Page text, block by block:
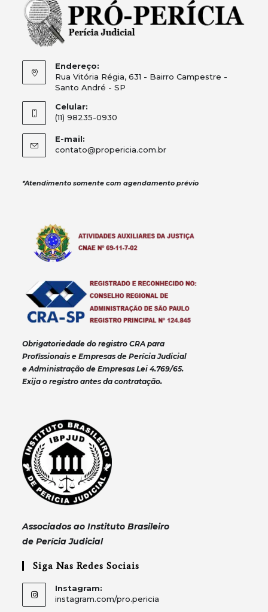
Endereço:
Rua Vitória Régia, 631 - Bairro Campestre -
Santo André - SP
Celular:
(11) 98235-0930
E-mail:
contato@propericia.com.br
*Atendimento somente com agendamento prévio
Obrigatoriedade do registro CRA para
Profissionais e Empresas de Perícia Judicial
e Administração de Empresas Lei 4.769/65.
Exija o registro antes da contratação.
Associados ao Instituto Brasileiro
de Perícia Judicial
Siga Nas Redes Sociais
Instagram:
instagram.com/pro.pericia